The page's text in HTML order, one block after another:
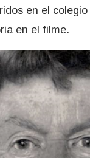
en el
en el filme.